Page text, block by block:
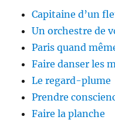
Capitaine d’un
Un orchestre de
Paris quand
Faire danser les
Le regard-plume
Prendre
Faire la planche